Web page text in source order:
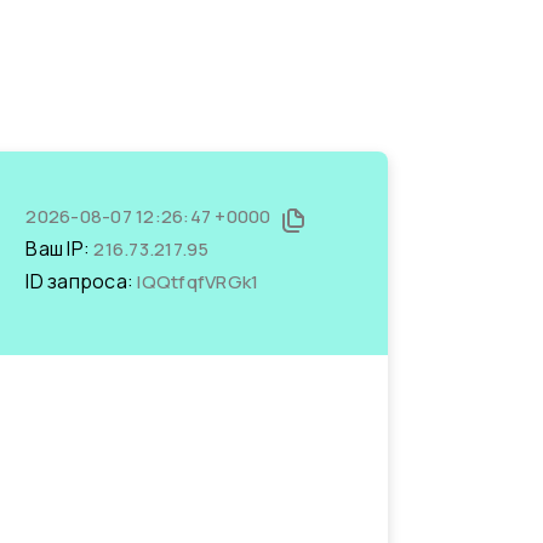
2026-08-07 12:26:47 +0000
Ваш IP:216.73.217.95
ID запроса:lQQtfqfVRGk1